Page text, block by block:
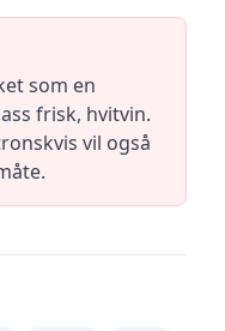
som en
frisk, hvitvin.
vil også